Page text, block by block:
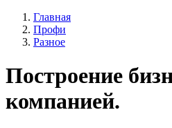
Главная
Профи
Разное
Построение
компанией.